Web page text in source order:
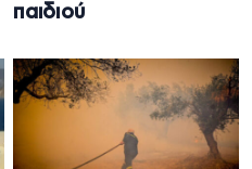
παιδιού